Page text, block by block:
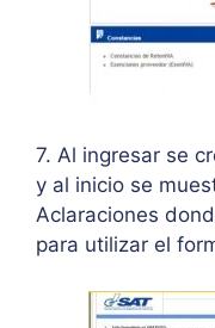
7. Al ingresar se
y al inicio se
Aclaraciones
para utilizar el